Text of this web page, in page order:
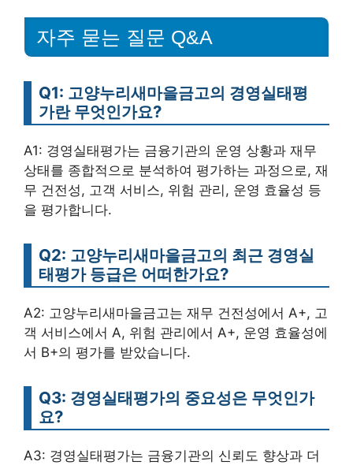
자주 묻는 질문 Q&A
Q1: 고양누리새마을금고의 경영실태평
가란 무엇인가요?
A1: 경영실태평가는 금융기관의 운영 상황과 재무
상태를 종합적으로 분석하여 평가하는 과정으로, 재
무 건전성, 고객 서비스, 위험 관리, 운영 효율성 등
을 평가합니다.
Q2: 고양누리새마을금고의 최근 경영실
태평가 등급은 어떠한가요?
A2: 고양누리새마을금고는 재무 건전성에서 A+, 고
객 서비스에서 A, 위험 관리에서 A+, 운영 효율성에
서 B+의 평가를 받았습니다.
Q3: 경영실태평가의 중요성은 무엇인가
요?
A3: 경영실태평가는 금융기관의 신뢰도 향상과 더